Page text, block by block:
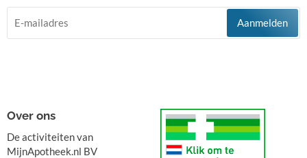
Aanmelden
Over ons
De activiteiten van
MijnApotheek.nl BV